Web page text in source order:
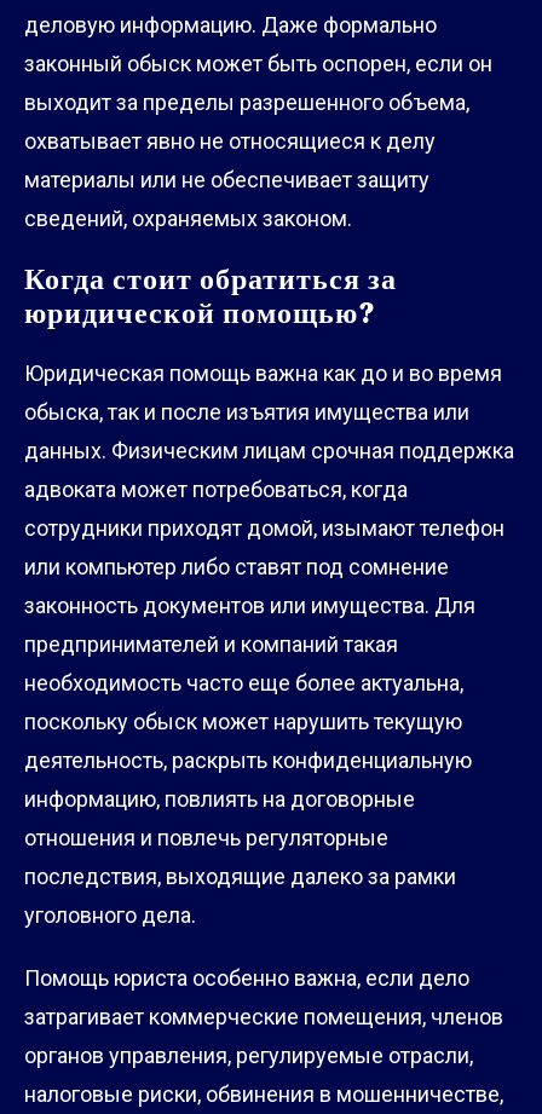
деловую информацию. Даже формально
законный обыск может быть оспорен, если он
выходит за пределы разрешенного объема,
охватывает явно не относящиеся к делу
материалы или не обеспечивает защиту
сведений, охраняемых законом.
Когда стоит обратиться за
юридической помощью?
Юридическая помощь важна как до и во время
обыска, так и после изъятия имущества или
данных. Физическим лицам срочная поддержка
адвоката может потребоваться, когда
сотрудники приходят домой, изымают телефон
или компьютер либо ставят под сомнение
законность документов или имущества. Для
предпринимателей и компаний такая
необходимость часто еще более актуальна,
поскольку обыск может нарушить текущую
деятельность, раскрыть конфиденциальную
информацию, повлиять на договорные
отношения и повлечь регуляторные
последствия, выходящие далеко за рамки
уголовного дела.
Помощь юриста особенно важна, если дело
затрагивает коммерческие помещения, членов
органов управления, регулируемые отрасли,
налоговые риски, обвинения в мошенничестве,